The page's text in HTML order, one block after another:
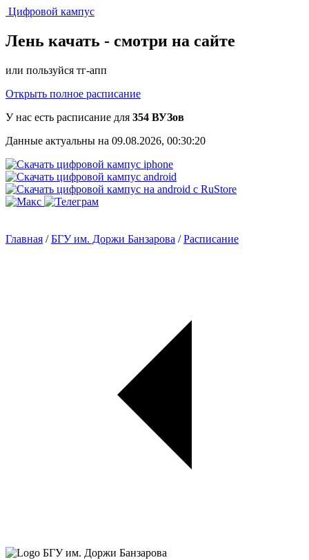
Цифровой кампус
Лень качать - смотри на сайте
или пользуйся тг-апп
Открыть полное расписание
У нас есть расписание для 354 ВУЗов
Данные актуальны на 09.08.2026, 00:30:20
Главная /БГУ им. Доржи Банзарова /Расписание